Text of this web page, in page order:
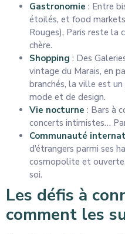
Gastronomie : Entre
étoilés, et food
Rouges), Paris reste la
chère.
Shopping : Des
vintage du Marais, en
branchés, la ville est
mode et de design.
Vie nocturne : Bars à
concerts intimistes…
Communauté
d’étrangers parmi ses
cosmopolite et
soi.
Les défis à
comment les